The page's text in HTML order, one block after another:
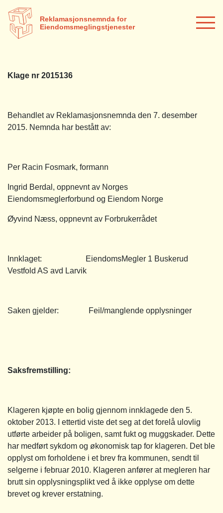
Reklamasjonsnemnda for
Eiendomsmeglingstjenester
Klage nr 2015136
Behandlet av Reklamasjonsnemnda den 7. desember
2015. Nemnda har bestått av:
Per Racin Fosmark, formann
Ingrid Berdal, oppnevnt av Norges
Eiendomsmeglerforbund og Eiendom Norge
Øyvind Næss, oppnevnt av Forbrukerrådet
Innklaget: EiendomsMegler 1 Buskerud
Vestfold AS avd Larvik
Saken gjelder: Feil/manglende opplysninger
Saksfremstilling:
Klageren kjøpte en bolig gjennom innklagede den 5.
oktober 2013. I ettertid viste det seg at det forelå ulovlig
utførte arbeider på boligen, samt fukt og muggskader. Dette
har medført sykdom og økonomisk tap for klageren. Det ble
opplyst om forholdene i et brev fra kommunen, sendt til
selgerne i februar 2010. Klageren anfører at megleren har
brutt sin opplysningsplikt ved å ikke opplyse om dette
brevet og krever erstatning.